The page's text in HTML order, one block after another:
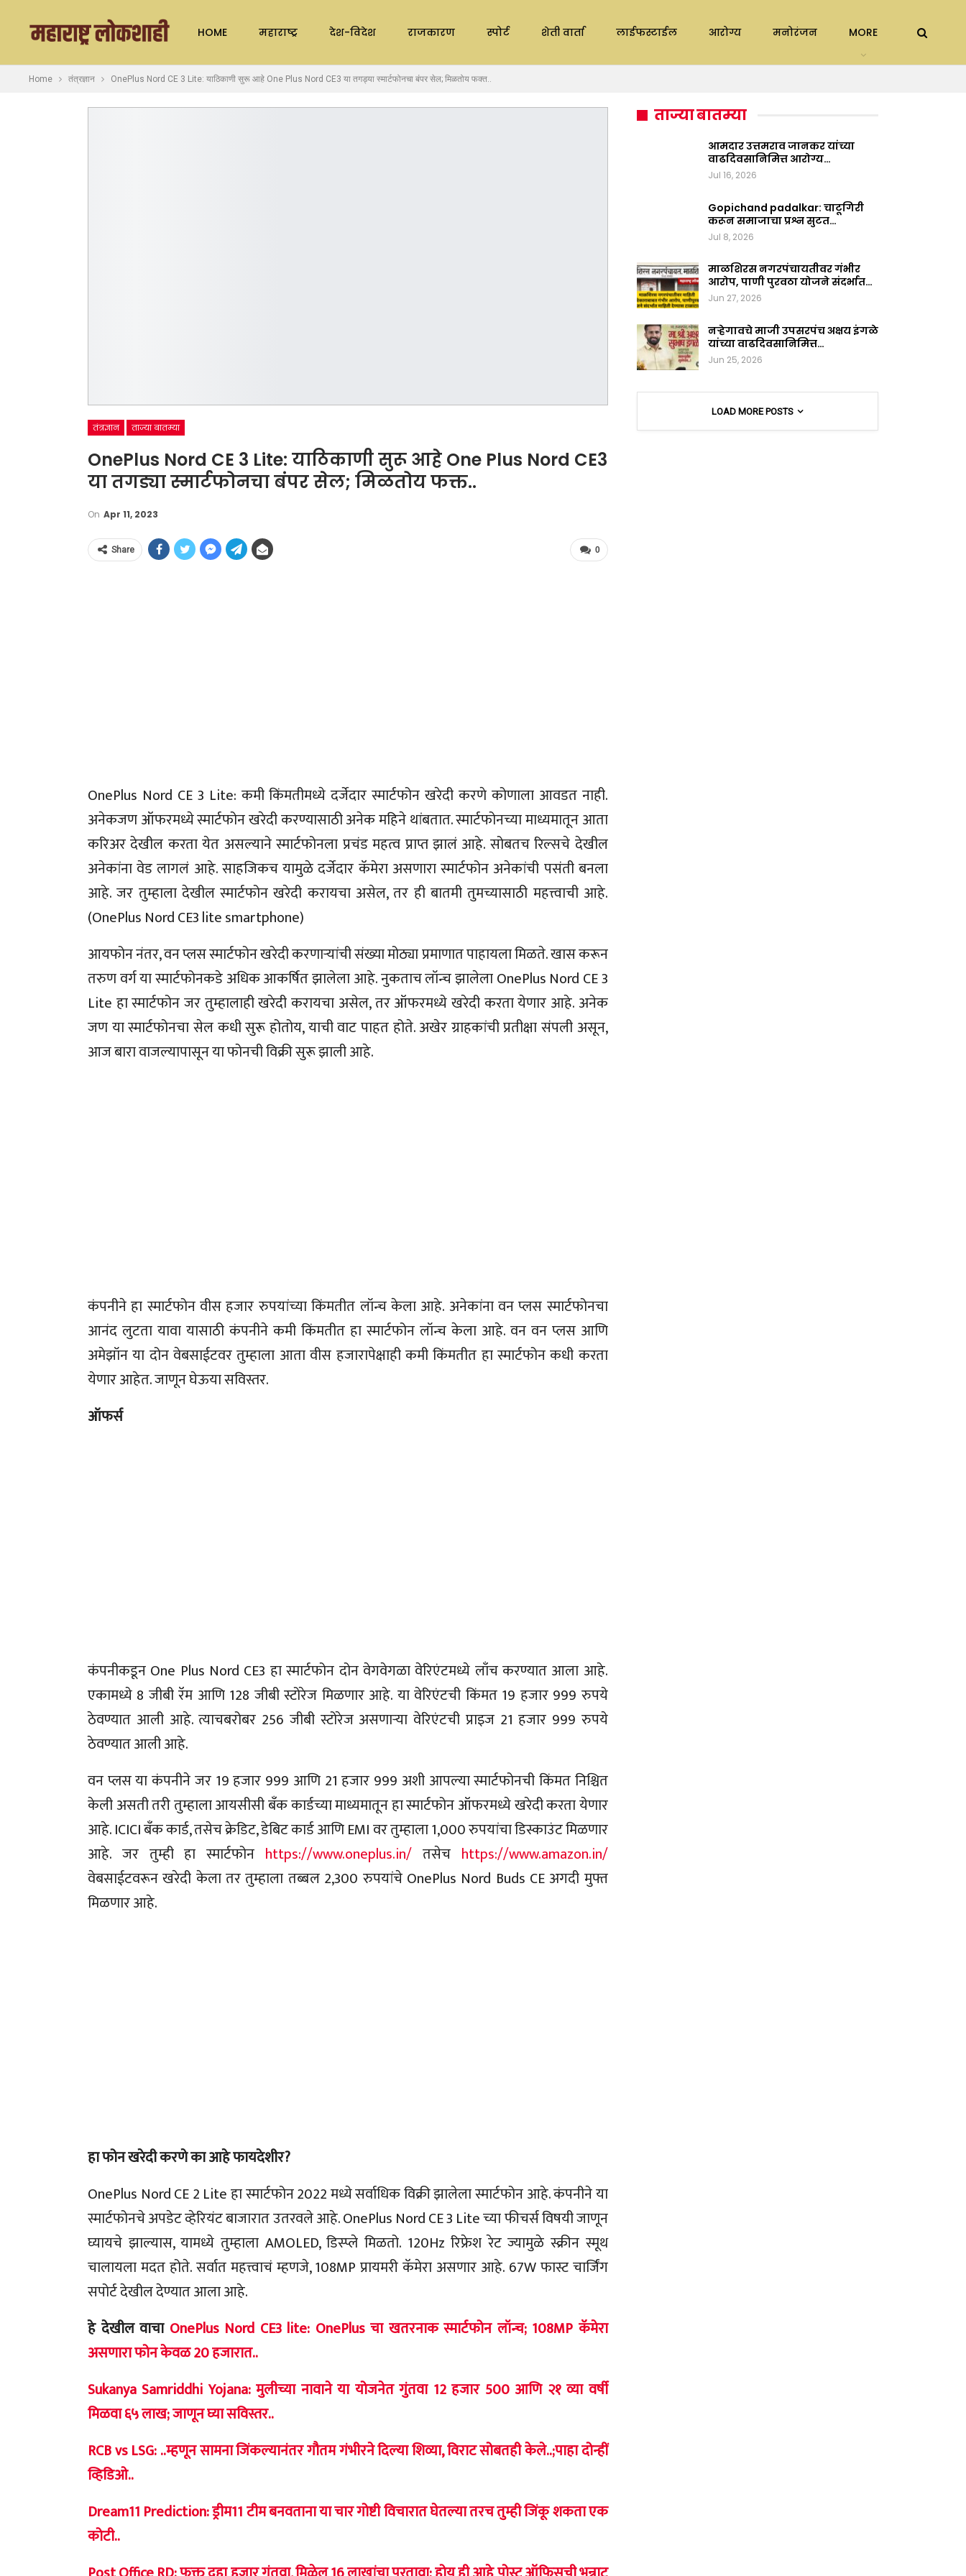
HOME महाराष्ट्र देश-विदेश राजकारण स्पोर्ट शेती वार्ता लाईफस्टाईल आरोग्य मनोरंजन MORE
Home तंत्रज्ञान OnePlus Nord CE 3 Lite: याठिकाणी सुरू आहे One Plus Nord CE3 या तगड्या स्मार्टफोनचा बंपर सेल; मिळतोय फक्त..
तंत्रज्ञान ताज्या बातम्या
OnePlus Nord CE 3 Lite: याठिकाणी सुरू आहे One Plus Nord CE3
या तगड्या स्मार्टफोनचा बंपर सेल; मिळतोय फक्त..
On Apr 11, 2023
0
Share
OnePlus Nord CE 3 Lite: कमी किंमतीमध्ये दर्जेदार स्मार्टफोन खरेदी करणे कोणाला आवडत नाही.
अनेकजण ऑफरमध्ये स्मार्टफोन खरेदी करण्यासाठी अनेक महिने थांबतात. स्मार्टफोनच्या माध्यमातून आता
करिअर देखील करता येत असल्याने स्मार्टफोनला प्रचंड महत्व प्राप्त झालं आहे. सोबतच रिल्सचे देखील
अनेकांना वेड लागलं आहे. साहजिकच यामुळे दर्जेदार कॅमेरा असणारा स्मार्टफोन अनेकांची पसंती बनला
आहे. जर तुम्हाला देखील स्मार्टफोन खरेदी करायचा असेल, तर ही बातमी तुमच्यासाठी महत्त्वाची आहे.
(OnePlus Nord CE3 lite smartphone)
आयफोन नंतर, वन प्लस स्मार्टफोन खरेदी करणाऱ्यांची संख्या मोठ्या प्रमाणात पाहायला मिळते. खास करून
तरुण वर्ग या स्मार्टफोनकडे अधिक आकर्षित झालेला आहे. नुकताच लॉन्च झालेला OnePlus Nord CE 3
Lite हा स्मार्टफोन जर तुम्हालाही खरेदी करायचा असेल, तर ऑफरमध्ये खरेदी करता येणार आहे. अनेक
जण या स्मार्टफोनचा सेल कधी सुरू होतोय, याची वाट पाहत होते. अखेर ग्राहकांची प्रतीक्षा संपली असून,
आज बारा वाजल्यापासून या फोनची विक्री सुरू झाली आहे.
कंपनीने हा स्मार्टफोन वीस हजार रुपयांच्या किंमतीत लॉन्च केला आहे. अनेकांना वन प्लस स्मार्टफोनचा
आनंद लुटता यावा यासाठी कंपनीने कमी किंमतीत हा स्मार्टफोन लॉन्च केला आहे. वन वन प्लस आणि
अमेझॉन या दोन वेबसाईटवर तुम्हाला आता वीस हजारापेक्षाही कमी किंमतीत हा स्मार्टफोन कधी करता
येणार आहेत. जाणून घेऊया सविस्तर.
ऑफर्स
कंपनीकडून One Plus Nord CE3 हा स्मार्टफोन दोन वेगवेगळा वेरिएंटमध्ये लाँच करण्यात आला आहे.
एकामध्ये 8 जीबी रॅम आणि 128 जीबी स्टोरेज मिळणार आहे. या वेरिएंटची किंमत 19 हजार 999 रुपये
ठेवण्यात आली आहे‌. त्याचबरोबर 256 जीबी स्टोरेज असणाऱ्या वेरिएंटची प्राइज 21 हजार 999 रुपये
ठेवण्यात आली आहे.
वन प्लस या कंपनीने जर 19 हजार 999 आणि 21 हजार 999 अशी आपल्या स्मार्टफोनची किंमत निश्चित
केली असती तरी तुम्हाला आयसीसी बँक कार्डच्या माध्यमातून हा स्मार्टफोन ऑफरमध्ये खरेदी करता येणार
आहे. ICICI बँक कार्ड, तसेच क्रेडिट, डेबिट कार्ड आणि EMI वर तुम्हाला 1,000 रुपयांचा डिस्काउंट मिळणार
आहे. जर तुम्ही हा स्मार्टफोन https://www.oneplus.in/ तसेच https://www.amazon.in/
वेबसाईटवरून खरेदी केला तर तुम्हाला तब्बल 2,300 रुपयांचे OnePlus Nord Buds CE अगदी मुफ्त
मिळणार आहे.
हा फोन खरेदी करणे का आहे फायदेशीर?
OnePlus Nord CE 2 Lite हा स्मार्टफोन 2022 मध्ये सर्वाधिक विक्री झालेला स्मार्टफोन आहे. कंपनीने या
स्मार्टफोनचे अपडेट व्हेरियंट बाजारात उतरवले आहे. OnePlus Nord CE 3 Lite च्या फीचर्स विषयी जाणून
घ्यायचे झाल्यास, यामध्ये तुम्हाला AMOLED, डिस्प्ले मिळतो. 120Hz रिफ्रेश रेट ज्यामुळे स्क्रीन स्मूथ
चालायला मदत होते. सर्वात महत्त्वाचं म्हणजे, 108MP प्रायमरी कॅमेरा असणार आहे. 67W फास्ट चार्जिंग
सपोर्ट देखील देण्यात आला आहे.
हे देखील वाचा OnePlus Nord CE3 lite: OnePlus चा खतरनाक स्मार्टफोन लॉन्च; 108MP कॅमेरा
असणारा फोन केवळ 20 हजारात..
Sukanya Samriddhi Yojana: मुलीच्या नावाने या योजनेत गुंतवा 12 हजार 500 आणि २१ व्या वर्षी
मिळवा ६५ लाख; जाणून घ्या सविस्तर..
RCB vs LSG: ..म्हणून सामना जिंकल्यानंतर गौतम गंभीरने दिल्या शिव्या, विराट सोबतही केले..;पाहा दोन्हीं
व्हिडिओ..
Dream11 Prediction: ड्रीम11 टीम बनवताना या चार गोष्टी विचारात घेतल्या तरच तुम्ही जिंकू शकता एक
कोटी..
ताज्या बातम्या
आमदार उत्तमराव जानकर यांच्या
वाढदिवसानिमित्त आरोग्य…
Jul 16, 2026
Gopichand padalkar: चाटूगिरी
करून समाजाचा प्रश्न सुटत…
Jul 8, 2026
माळशिरस नगरपंचायतीवर गंभीर
आरोप, पाणी पुरवठा योजने संदर्भात…
Jun 27, 2026
नऱ्हेगावचे माजी उपसरपंच अक्षय इंगळे
यांच्या वाढदिवसानिमित्त…
Jun 25, 2026
LOAD MORE POSTS